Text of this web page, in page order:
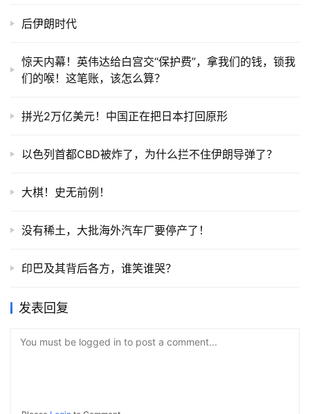
后伊朗时代
惊天内幕！英伟达给白宫交“保护费”，拿我们的钱，锁我
们的喉！这笔账，该怎么算？
拼光2万亿美元！中国正在把日本打回原形
以色列首都CBD被炸了，为什么拦不住伊朗导弹了？
大棋！史无前例！
没有稀土，大批海外汽车厂要停产了！
印巴及其背后各方，谁笑谁哭？
发表回复
You must be logged in to post a comment...